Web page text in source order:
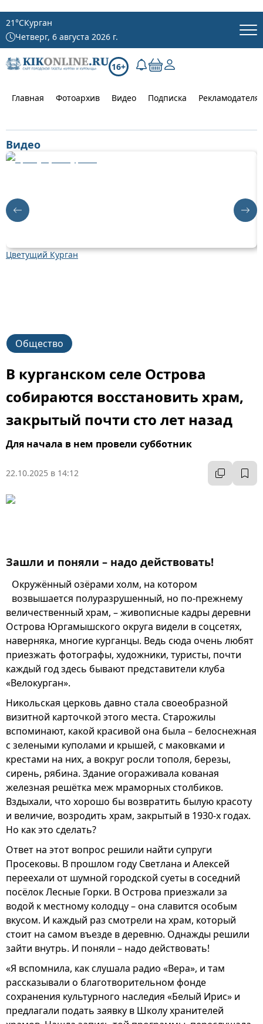
21°CКурган
Четверг, 6 августа 2026 г.
16+
Главная Фотоархив Видео Подписка
Видео
Цветущий Курган
Общество
В курганском селе Острова
собираются восстановить храм,
закрытый почти сто лет назад
Для начала в нем провели субботник
22.10.2025 в 14:12
Зашли и поняли – надо действовать!
Окружённый озёрами холм, на котором
возвышается полуразрушенный, но по-прежнему
величественный храм, – живописные кадры деревни
Острова Юргамышского округа видели в соцсетях,
наверняка, многие курганцы. Ведь сюда очень любят
приезжать фотографы, художники, туристы, почти
каждый год здесь бывают представители клуба
«Велокурган».
Никольская церковь давно стала своеобразной
визитной карточкой этого места. Старожилы
вспоминают, какой красивой она была – белоснежная
с зелеными куполами и крышей, с маковками и
крестами на них, а вокруг росли тополя, березы,
сирень, рябина. Здание огораживала кованая
железная решётка меж мраморных столбиков.
Вздыхали, что хорошо бы возвратить былую красоту
и величие, возродить храм, закрытый в 1930-х годах.
Но как это сделать?
Ответ на этот вопрос решили найти супруги
Просековы. В прошлом году Светлана и Алексей
переехали от шумной городской суеты в соседний
посёлок Лесные Горки. В Острова приезжали за
водой к местному колодцу – она славится особым
вкусом. И каждый раз смотрели на храм, который
стоит на самом въезде в деревню. Однажды решили
зайти внутрь. И поняли – надо действовать!
«Я вспомнила, как слушала радио «Вера», и там
рассказывали о благотворительном фонде
сохранения культурного наследия «Белый Ирис» и
предлагали подать заявку в Школу хранителей